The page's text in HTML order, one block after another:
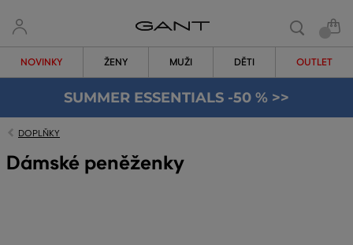
NOVINKY ŽENY MUŽI DĚTI OUTLET
SUMMER ESSENTIALS -50 % >>
DOPLŇKY
Dámské peněženky